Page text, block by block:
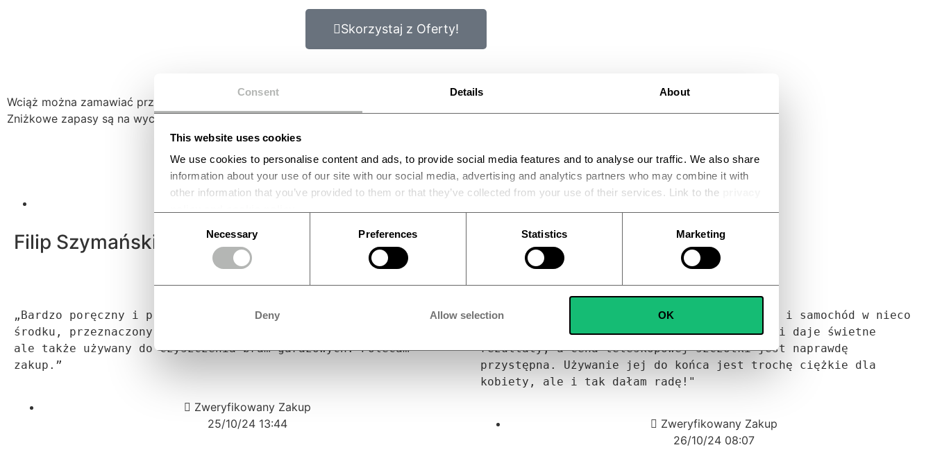
Consent Details About
This website uses cookies
We use cookies to personalise content and ads, to provide social media features and to analyse our traffic. We also share
information about your use of our site with our social media, advertising and analytics partners who may combine it with
other information that you’ve provided to them or that they’ve collected from your use of their services. Link to the
Selection
Necessary Preferences Statistics Marketing
Deny Allow selection OK
Skorzystaj z Oferty!
Wciąż można zamawiać przez krótki czas
Zniżkowe zapasy są na wyczerpaniu
Zamów Teraz z -50% Rabatem
+9978 Zadowoleni Klienci
Filip Szymański
ocena 5 / 5
„Bardzo poręczny i praktyczny, łatwy w montażu z instrukcją w
środku, przeznaczony do czyszczenia paneli fotowoltaicznych,
ale także używany do czyszczenia bram garażowych. Polecam
zakup.”
Zweryfikowany Zakup
25/10/24 13:44
Anna Piotrowski
ocena 4,8 / 5
„Wyczyściłem panele fotowoltaiczne, 8 rolet i samochód w nieco
ponad 2 godziny! To naprawdę ułatwia pracę i daje świetne
rezultaty, a cena teleskopowej szczotki jest naprawdę
przystępna. Używanie jej do końca jest trochę ciężkie dla
kobiety, ale i tak dałam radę!"
Zweryfikowany Zakup
26/10/24 08:07